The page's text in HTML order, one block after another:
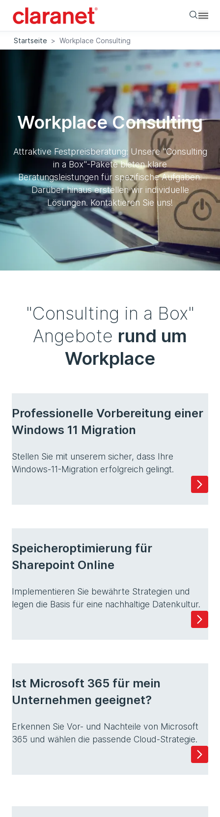
Startseite > Workplace Consulting
Workplace Consulting
Attraktive Festpreisberatung: Unsere "Consulting
in a Box"-Pakete bieten klare
Beratungsleistungen für spezifische Aufgaben.
Darüber hinaus erstellen wir individuelle
Lösungen. Kontaktieren Sie uns!
"Consulting in a Box"
Angebote rund um
Workplace
Professionelle Vorbereitung einer
Windows 11 Migration
Stellen Sie mit unserem sicher, dass Ihre
Windows-11-Migration erfolgreich gelingt.
Speicheroptimierung für
Sharepoint Online
Implementieren Sie bewährte Strategien und
legen die Basis für eine nachhaltige Datenkultur.
Ist Microsoft 365 für mein
Unternehmen geeignet?
Erkennen Sie Vor- und Nachteile von Microsoft
365 und wählen die passende Cloud-Strategie.